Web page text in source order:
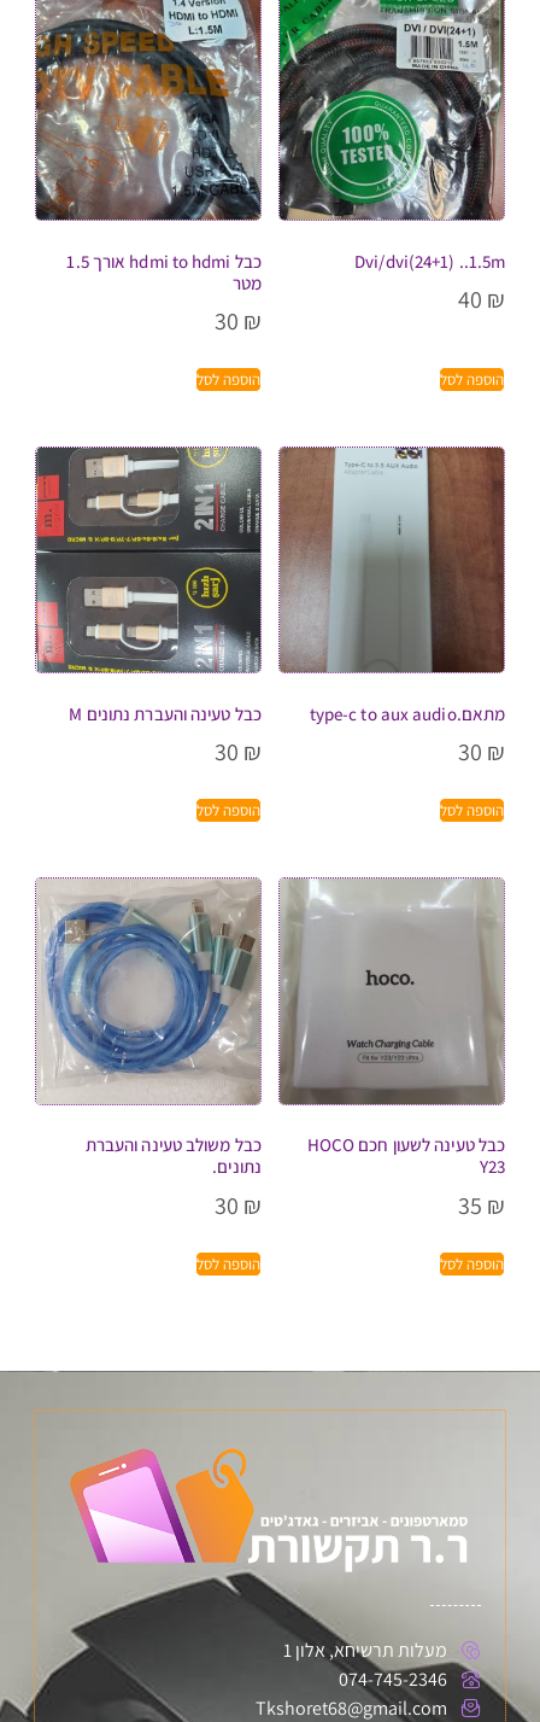
Dvi/dvi(24+1) ..1.5m
40 ₪
הוספה לסל
כבל hdmi to hdmi אורך 1.5
מטר
30 ₪
הוספה לסל
מתאם.type-c to aux audio
30 ₪
הוספה לסל
כבל טעינה והעברת נתונים M
30 ₪
הוספה לסל
כבל טעינה לשעון חכם HOCO
Y23
35 ₪
הוספה לסל
כבל משולב טעינה והעברת
נתונים.
30 ₪
הוספה לסל
מעלות תרשיחא, אלון 1
074-745-2346
Tkshoret68@gmail.com